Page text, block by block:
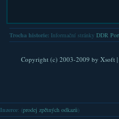
Trocha historie: Informační stránky DDR
Copyright (c) 2003-2009 by Xsoft|
Inzerce: (prodej zpětných odkazů )